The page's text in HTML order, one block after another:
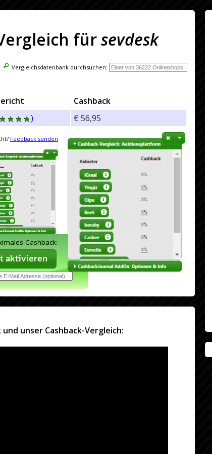
fürsevdesk
Vergleichsdatenbank durchsuchen:
Cashback
) € 56,95
Feedback senden
Cashback:
aktivieren
unser Cashback-Vergleich: